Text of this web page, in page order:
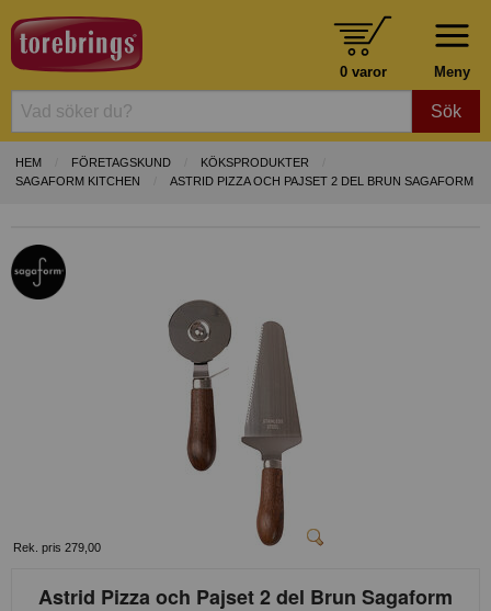
Meny
0 varor
Sök
HEM FÖRETAGSKUND
KÖKSPRODUKTER
SAGAFORM KITCHEN
ASTRID PIZZA OCH PAJSET 2 DEL BRUN SAGAFORM
Rek. pris 279,00
Astrid Pizza och Pajset 2 del Brun Sagaform